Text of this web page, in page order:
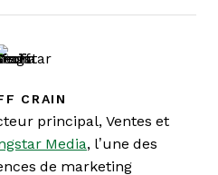
CRAIN
principal, Ventes et
Media, l’une des
de marketing